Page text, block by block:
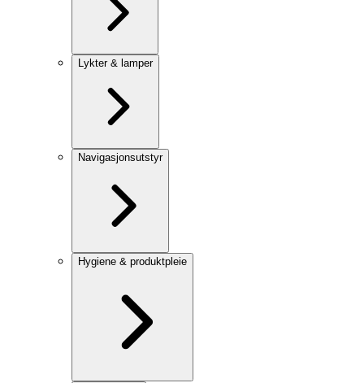
Lykter & lamper
Navigasjonsutstyr
Hygiene & produktpleie